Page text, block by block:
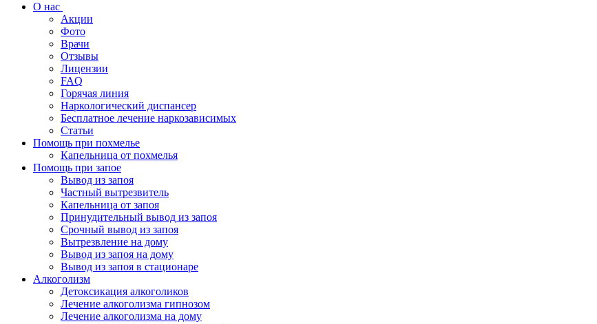
О нас
Акции
Фото
Врачи
Отзывы
Лицензии
FAQ
Горячая линия
Наркологический диспансер
Бесплатное лечение наркозависимых
Статьи
Помощь при похмелье
Капельница от похмелья
Помощь при запое
Вывод из запоя
Частный вытрезвитель
Капельница от запоя
Принудительный вывод из запоя
Срочный вывод из запоя
Вытрезвление на дому
Вывод из запоя на дому
Вывод из запоя в стационаре
Алкоголизм
Детоксикация алкоголиков
Лечение алкоголизма гипнозом
Лечение алкоголизма на дому